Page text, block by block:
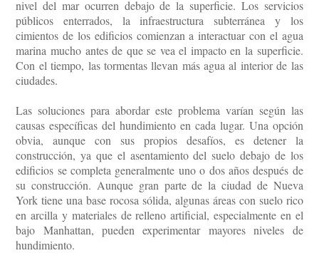
nivel del mar ocurren debajo de la superficie. Los servicios
públicos enterrados, la infraestructura subterránea y los
cimientos de los edificios comienzan a interactuar con el agua
marina mucho antes de que se vea el impacto en la superficie.
Con el tiempo, las tormentas llevan más agua al interior de las
ciudades.
Las soluciones para abordar este problema varían según las
causas específicas del hundimiento en cada lugar. Una opción
obvia, aunque con sus propios desafíos, es detener la
construcción, ya que el asentamiento del suelo debajo de los
edificios se completa generalmente uno o dos años después de
su construcción. Aunque gran parte de la ciudad de Nueva
York tiene una base rocosa sólida, algunas áreas con suelo rico
en arcilla y materiales de relleno artificial, especialmente en el
bajo Manhattan, pueden experimentar mayores niveles de
hundimiento.